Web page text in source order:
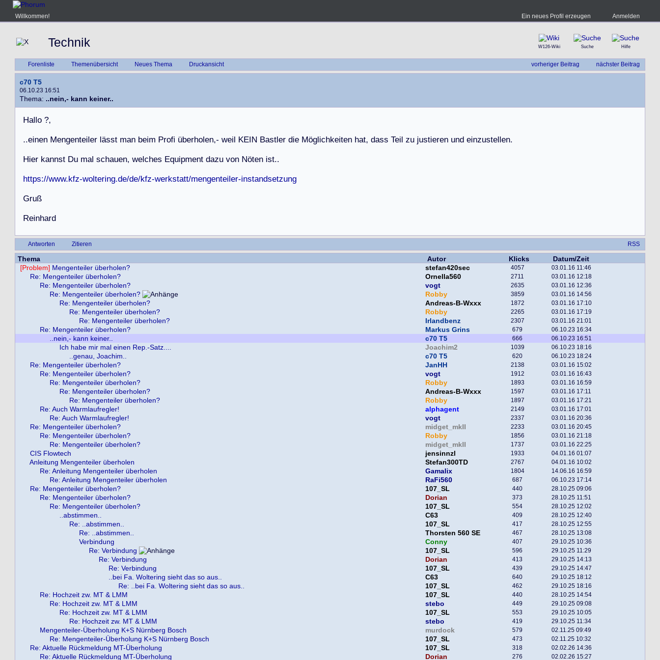
Willkommen! Ein neues Profil erzeugen Anmelden
Technik W126-Wiki Suche Hilfe
vorheriger Beitrag nächster Beitrag
Forenliste Themenübersicht Neues Thema Druckansicht
c70 T5
06.10.23 16:51
Thema: ..nein,- kann keiner..
Hallo ?,
..einen Mengenteiler lässt man beim Profi überholen,- weil KEIN Bastler die Möglichkeiten hat, dass Teil zu justieren und einzustellen.
Hier kannst Du mal schauen, welches Equipment dazu von Nöten ist..
https://www.kfz-woltering.de/de/kfz-werkstatt/mengenteiler-instandsetzung
Gruß
Reinhard
Antworten Zitieren RSS
Thema Autor Klicks
Datum/Zeit
[Problem] Mengenteiler überholen? stefan420sec 4057 03.01.16 11:46
Re: Mengenteiler überholen? Ornella560 2711 03.01.16 12:18
Re: Mengenteiler überholen? vogt 2635 03.01.16 12:36
Re: Mengenteiler überholen? Robby 3859 03.01.16 14:56
Re: Mengenteiler überholen? Andreas-B-Wxxx 1872 03.01.16 17:10
Re: Mengenteiler überholen? Robby 2265 03.01.16 17:19
Re: Mengenteiler überholen? Irlandbenz 2307 03.01.16 21:01
Re: Mengenteiler überholen? Markus Grins 679 06.10.23 16:34
..nein,- kann keiner.. c70 T5 666 06.10.23 16:51
Ich habe mir mal einen Rep.-Satz.... Joachim2 1039 06.10.23 18:16
..genau, Joachim.. c70 T5 620 06.10.23 18:24
Re: Mengenteiler überholen? JanHH 2138 03.01.16 15:02
Re: Mengenteiler überholen? vogt 1912 03.01.16 16:43
Re: Mengenteiler überholen? Robby 1893 03.01.16 16:59
Re: Mengenteiler überholen? Andreas-B-Wxxx 1597 03.01.16 17:11
Re: Mengenteiler überholen? Robby 1897 03.01.16 17:21
Re: Auch Warmlaufregler! alphagent 2149 03.01.16 17:01
Re: Auch Warmlaufregler! vogt 2337 03.01.16 20:36
Re: Mengenteiler überholen? midget_mkII 2233 03.01.16 20:45
Re: Mengenteiler überholen? Robby 1856 03.01.16 21:18
Re: Mengenteiler überholen? midget_mkII 1737 03.01.16 22:25
CIS Flowtech jensinnzl 1933 04.01.16 01:07
Anleitung Mengenteiler überholen Stefan300TD 2767 04.01.16 10:02
Re: Anleitung Mengenteiler überholen Gamalix 1804 14.06.16 16:59
Re: Anleitung Mengenteiler überholen RaFi560 687 06.10.23 17:14
Re: Mengenteiler überholen? 107_SL 440 28.10.25 09:06
Re: Mengenteiler überholen? Dorian 373 28.10.25 11:51
Re: Mengenteiler überholen? 107_SL 554 28.10.25 12:02
..abstimmen.. C63 409 28.10.25 12:40
Re: ..abstimmen.. 107_SL 417 28.10.25 12:55
Re: ..abstimmen.. Thorsten 560 SE 467 28.10.25 13:08
Verbindung Conny 407 29.10.25 10:36
Re: Verbindung 107_SL 596 29.10.25 11:29
Re: Verbindung Dorian 413 29.10.25 14:13
Re: Verbindung 107_SL 439 29.10.25 14:47
..bei Fa. Woltering sieht das so aus.. C63 640 29.10.25 18:12
Re: ..bei Fa. Woltering sieht das so aus.. 107_SL 462 29.10.25 18:16
Re: Hochzeit zw. MT & LMM 107_SL 440 28.10.25 14:54
Re: Hochzeit zw. MT & LMM stebo 449 29.10.25 09:08
Re: Hochzeit zw. MT & LMM 107_SL 553 29.10.25 10:05
Re: Hochzeit zw. MT & LMM stebo 419 29.10.25 11:34
Mengenteiler-Überholung K+S Nürnberg Bosch murdock 579 02.11.25 09:49
Re: Mengenteiler-Überholung K+S Nürnberg Bosch 107_SL 473 02.11.25 10:32
Re: Aktuelle Rückmeldung MT-Überholung 107_SL 318 02.02.26 14:36
Re: Aktuelle Rückmeldung MT-Überholung Dorian 276 02.02.26 15:27